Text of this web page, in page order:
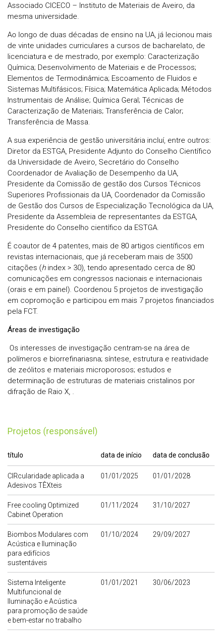
Associado CICECO – Instituto de Materiais de Aveiro, da
mesma universidade.
Ao longo de duas décadas de ensino na UA, já lecionou mais
de vinte unidades curriculares a cursos de bacharelato, de
licenciatura e de mestrado, por exemplo: Caracterização
Química; Desenvolvimento de Materiais e de Processos;
Elementos de Termodinâmica; Escoamento de Fluidos e
Sistemas Multifásicos; Física; Matemática Aplicada; Métodos
Instrumentais de Análise; Química Geral; Técnicas de
Caracterização de Materiais; Transferência de Calor;
Transferência de Massa.
A sua experiência de gestão universitária incluí, entre outros:
Diretor da ESTGA, Presidente Adjunto do Conselho Científico
da Universidade de Aveiro, Secretário do Conselho
Coordenador de Avaliação de Desempenho da UA,
Presidente da Comissão de gestão dos Cursos Técnicos
Superiores Profissionais da UA, Coordenador da Comissão
de Gestão dos Cursos de Especialização Tecnológica da UA,
Presidente da Assembleia de representantes da ESTGA,
Presidente do Conselho científico da ESTGA.
É coautor de 4 patentes, mais de 80 artigos científicos em
revistas internacionais, que já receberam mais de 3500
citações (hindex > 30), tendo apresentado cerca de 80
comunicações em congressos nacionais e internacionais
(orais e em painel). Coordenou 5 projetos de investigação
em copromoção e participou em mais 7 projetos financiados
pela FCT.
Áreas de investigação
Os interesses de investigação centram-se na área de
polímeros e biorrefinariasna; síntese, estrutura e reatividade
de zeólitos e materiais microporosos; estudos e
determinação de estruturas de materiais cristalinos por
difração de Raio X, .
Projetos (responsável)
título data de início data de conclusão
CIRcularidade aplicada a
Adesivos TÊXteis
01/01/2025 01/01/2028
Free cooling Optimized
Cabinet Operation
01/11/2024 31/10/2027
Biombos Modulares com
Acústica e Iluminação
para edifícios
sustentáveis
01/10/2024 29/09/2027
Sistema Inteligente
Multifuncional de
Iluminação e Acústica
para promoção de saúde
e bem-estar no trabalho
01/01/2021 30/06/2023